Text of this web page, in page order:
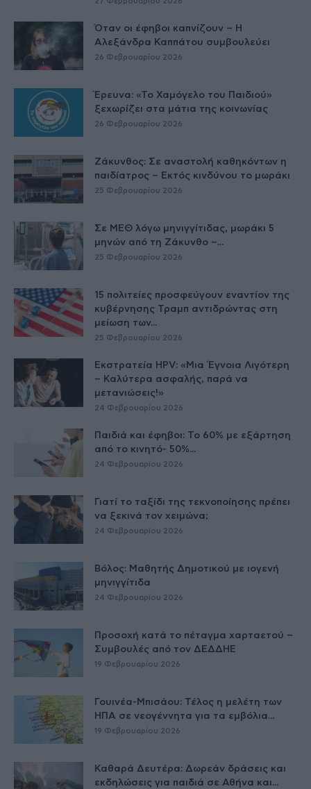
Όταν οι έφηβοι καπνίζουν – Η
Αλεξάνδρα Καππάτου συμβουλεύει
26 Φεβρουαρίου 2026
Έρευνα: «Το Χαμόγελο του Παιδιού»
ξεχωρίζει στα μάτια της κοινωνίας
26 Φεβρουαρίου 2026
Ζάκυνθος: Σε αναστολή καθηκόντων η
παιδίατρος – Εκτός κινδύνου το μωράκι
25 Φεβρουαρίου 2026
Σε ΜΕΘ λόγω μηνιγγίτιδας, μωράκι 5
μηνών από τη Ζάκυνθο –...
25 Φεβρουαρίου 2026
15 πολιτείες προσφεύγουν εναντίον της
κυβέρνησης Τραμπ αντιδρώντας στη
μείωση των...
25 Φεβρουαρίου 2026
Εκστρατεία HPV: «Μια Έγνοια Λιγότερη
– Καλύτερα ασφαλής, παρά να
μετανιώσεις!»
24 Φεβρουαρίου 2026
Παιδιά και έφηβοι: Το 60% με εξάρτηση
από το κινητό- 50%...
24 Φεβρουαρίου 2026
Γιατί το ταξίδι της τεκνοποίησης πρέπει
να ξεκινά τον χειμώνα;
24 Φεβρουαρίου 2026
Βόλος: Μαθητής Δημοτικού με ιογενή
μηνιγγίτιδα
24 Φεβρουαρίου 2026
Προσοχή κατά το πέταγμα χαρταετού –
Συμβουλές από τον ΔΕΔΔΗΕ
19 Φεβρουαρίου 2026
Γουινέα-Μπισάου: Τέλος η μελέτη των
ΗΠΑ σε νεογέννητα για τα εμβόλια...
19 Φεβρουαρίου 2026
Καθαρά Δευτέρα: Δωρεάν δράσεις και
εκδηλώσεις για παιδιά σε Αθήνα και...